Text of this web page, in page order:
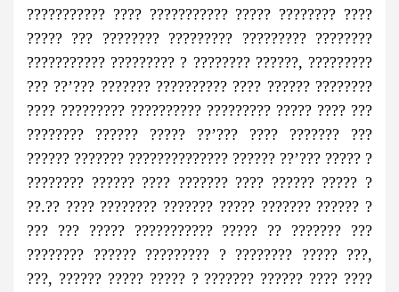
??????????? ???? ??????????? ????? ???????? ????
????? ??? ???????? ????????? ????????? ????????
??????????? ????????? ? ???????? ??????, ?????????
??? ??’??? ??????? ?????????? ???? ?????? ????????
???? ????????? ?????????? ????????? ????? ???? ???
???????? ?????? ????? ??’??? ???? ??????? ???
?????? ??????? ?????????????? ?????? ??’??? ????? ?
???????? ?????? ???? ??????? ???? ?????? ????? ?
??.?? ???? ???????? ??????? ????? ??????? ?????? ?
??? ??? ????? ??????????? ????? ?? ??????? ???
???????? ?????? ????????? ? ???????? ????? ???,
???, ?????? ????? ????? ? ??????? ?????? ???? ????